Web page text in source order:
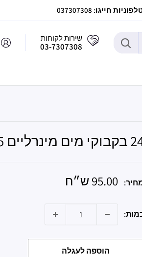
037307308
שירות לקוחות
03-7307308
מינרליים 0.5 נביעות
מחיר
95.00 ש״ח
הוספה לעגלה